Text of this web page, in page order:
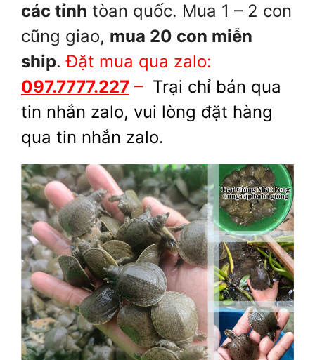
các tỉnh tòan quốc. Mua 1 – 2 con
cũng giao, mua 20 con miễn
ship.Đặt mua qua zalo:
097.7777.227 – Trại chỉ bán qua
tin nhắn zalo, vui lòng đặt hàng
qua tin nhắn zalo.